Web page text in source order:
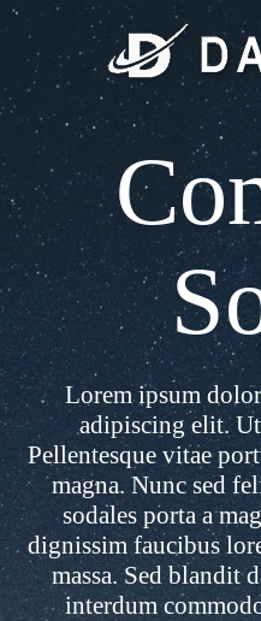
Lorem ipsum
adipiscing elit.
Pellentesque vitae
magna. Nunc sed
sodales porta a
dignissim faucibus
massa. Sed blandit
interdum